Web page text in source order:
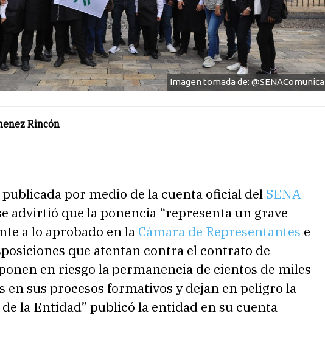
Imagen tomada de: @SENAComunica
Rincón
por medio de la cuenta oficial del SENA
advirtió que la ponencia “representa un grave
a lo aprobado en la Cámara de Representantes e
que atentan contra el contrato de
en riesgo la permanencia de cientos de miles
en sus procesos formativos y dejan en peligro la
la Entidad” publicó la entidad en su cuenta